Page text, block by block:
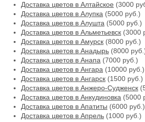
Доставка цветов в Алтайское (3000
Доставка цветов в Алупка (5000 руб.)
Доставка цветов в Алушта (5000 руб.)
Доставка цветов в Альметьевск (3000
Доставка цветов в Амурск (8000 руб.)
Доставка цветов в Анадырь (8000
Доставка цветов в Анапа (7000 руб.)
Доставка цветов в Ангара (10000 руб.)
Доставка цветов в Ангарск (1500 руб.)
Доставка цветов в Анжеро-Судженск
Доставка цветов в Анкудиновка (5000
Доставка цветов в Апатиты (6000 руб.)
Доставка цветов в Апрель (1000 руб.)